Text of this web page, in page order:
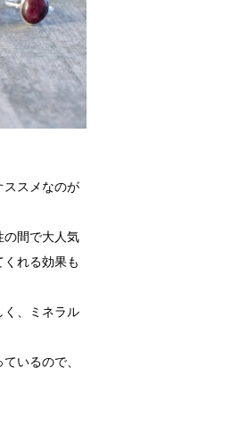
ススメなのが
の間で大人気
れる効果も
く、ミネラル
いるので、